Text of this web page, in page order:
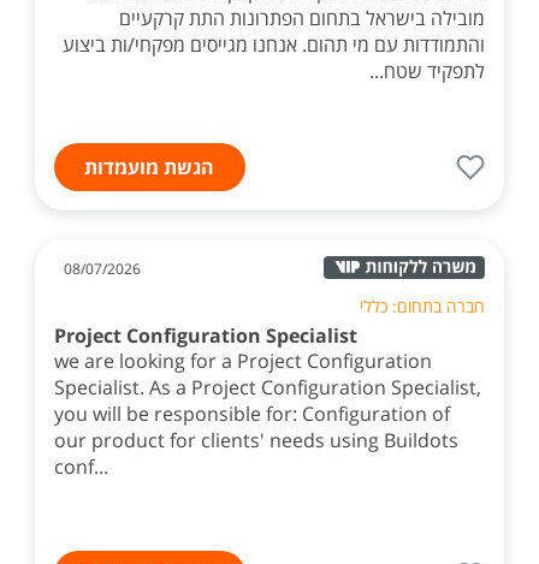
מובילה בישראל בתחום הפתרונות התת קרקעיים
והתמודדות עם מי תהום. אנחנו מגייסים מפקחי/ות ביצוע
לתפקיד שטח...
הגשת מועמדות
08/07/2026
חברה בתחום: כללי
Project Configuration Specialist
we are looking for a Project Configuration
Specialist. As a Project Configuration Specialist,
you will be responsible for: Configuration of
our product for clients' needs using Buildots
conf...